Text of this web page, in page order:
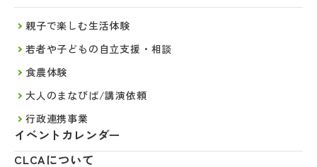
親子で楽しむ生活体験
若者や子どもの自立支援・相談
食農体験
大人のまなびば/講演依頼
行政連携事業
イベントカレンダー
CLCAについて